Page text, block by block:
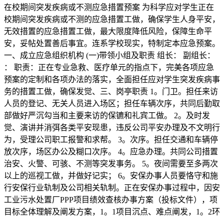
在校期间突发疾病或不测应急措置预案 为科学应对学生正在
校期间突发疾病或不测的应急措置工做，确保学生人身平安，
无效措置的应急措置工做，最大限度降低风险，保障生命平
安，妥帖处置善后事宜。连系学校现实，特制定本应急预案。
一、成立应急组织机构 (一)带领小组及职责 组长： 副组长：
： 职责：正在专业急救、医疗单元的指点下，完美各项应急
预案的定制和各项办法的落实，全面担任应对学生突发疾病事
务的措置工做，确保发觉、三、岗亭职责 1。门卫。担任来访
人员的登记、无关人员进入场区；担任车辆次序，共同后勤取
部做好严沉勾当和主要来访的保镳和礼宾工做。 2。及时发
觉、演讲并消弭各类平安现患，违反公司平安办理及不文明行
为，受理公司职工报警和求帮。 3。次序。担任交通和车辆停
放次序，场区办公及糊口次序。 4。应急办理。共同公司措置
治安、火警、可骇、不测等突发事务。 5。夜间需要至多两次
以上的巡视工做，并做好记实； 6。安保办事人员要恪守和施
行安保行业轨制及公司相关轨制。正在安保办事过程中，因安
工业污水处置厂PPP项目绩效查核办事方案（投标文件），项
目标全体理解及阐发方案，1。1项目沉点、难点阐发，1。2环